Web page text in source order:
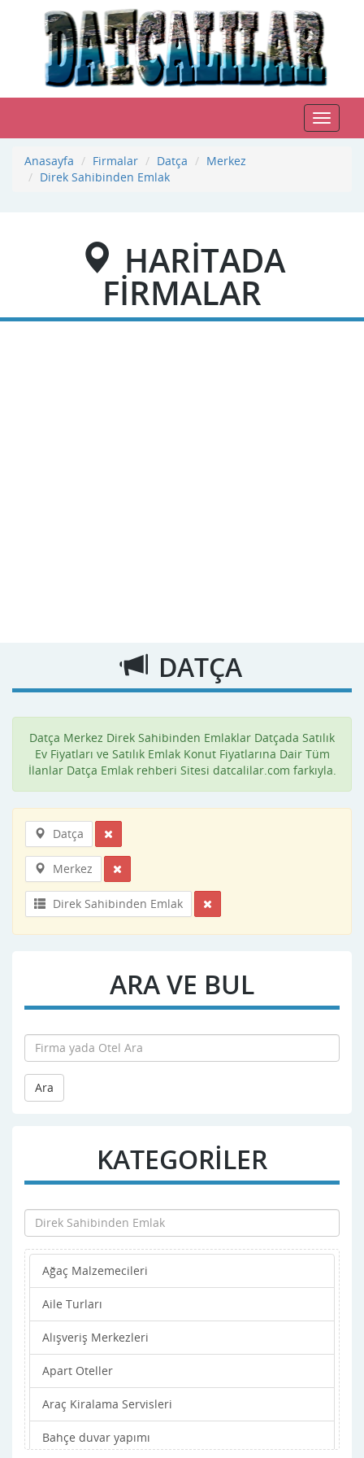
Toggle
Anasayfa
Firmalar Datça
Merkez
Direk Sahibinden Emlak
HARİTADA
FİRMALAR
DATÇA
Datça Merkez Direk Sahibinden Emlaklar Datçada Satılık
Ev Fiyatları ve Satılık Emlak Konut Fiyatlarına Dair Tüm
İlanlar Datça Emlak rehberi Sitesi datcalilar.com farkıyla.
Datça
Merkez
Direk Sahibinden Emlak
ARA VE BUL
Ara
KATEGORİLER
Ağaç Malzemecileri
Aile Turları
Alışveriş Merkezleri
Apart Oteller
Araç Kiralama Servisleri
Bahçe duvar yapımı